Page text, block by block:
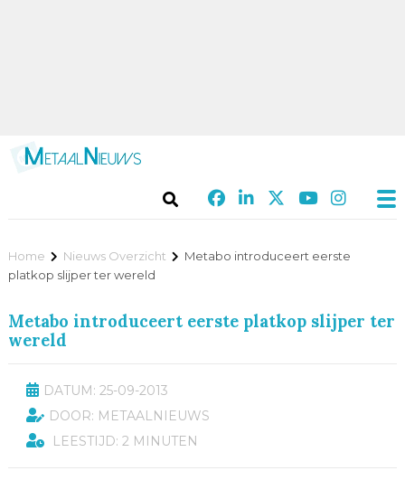
Home Nieuws Overzicht
Metabo introduceert eerste
platkop slijper ter wereld
Metabo introduceert eerste platkop slijper ter
wereld
DATUM: 25-09-2013
DOOR: METAALNIEUWS
LEESTIJD: 2 MINUTEN